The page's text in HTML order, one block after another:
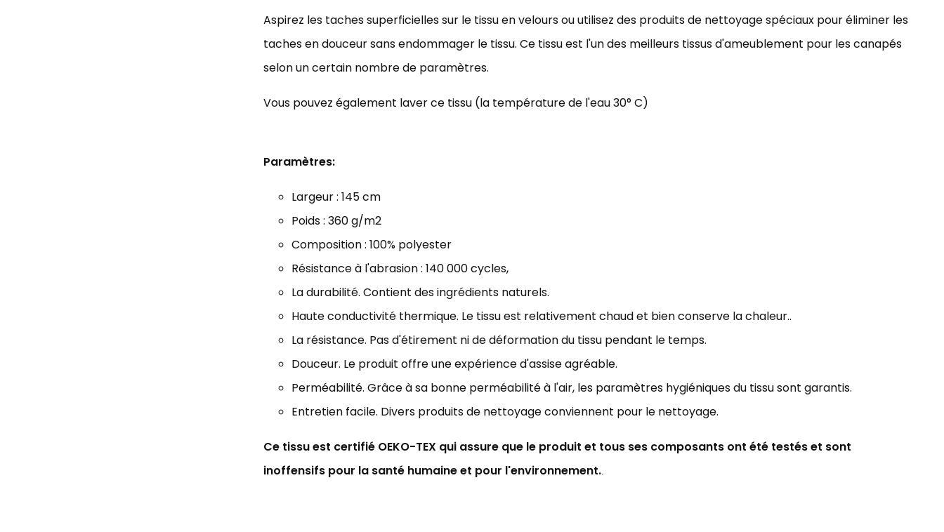
Aspirez les taches superficielles sur le tissu en velours ou utilisez des produits de nettoyage spéciaux pour éliminer les
taches en douceur sans endommager le tissu. Ce tissu est l'un des meilleurs tissus d'ameublement pour les canapés
selon un certain nombre de paramètres.
Vous pouvez également laver ce tissu (la température de l'eau 30° C)
Paramètres:
Largeur : 145 cm
Poids : 360 g/m2
Composition : 100% polyester
Résistance à l'abrasion : 140000 cycles,
La durabilité. Contient des ingrédients naturels.
Haute conductivité thermique. Le tissu est relativement chaud et bienconserve la chaleur..
La résistance. Pas d'étirement ni de déformation du tissu pendant le temps.
Douceur. Le produit offre une expérience d'assise agréable.
Perméabilité. Grâce à sa bonne perméabilité à l'air, les paramètres hygiéniques du tissu sont garantis.
Entretien facile. Divers produits de nettoyage conviennent pour le nettoyage.
Ce tissu est certifié OEKO-TEX qui assure que le produit et tous ses composants ont été testés et sont
inoffensifs pour la santé humaine et pour l'environnement..